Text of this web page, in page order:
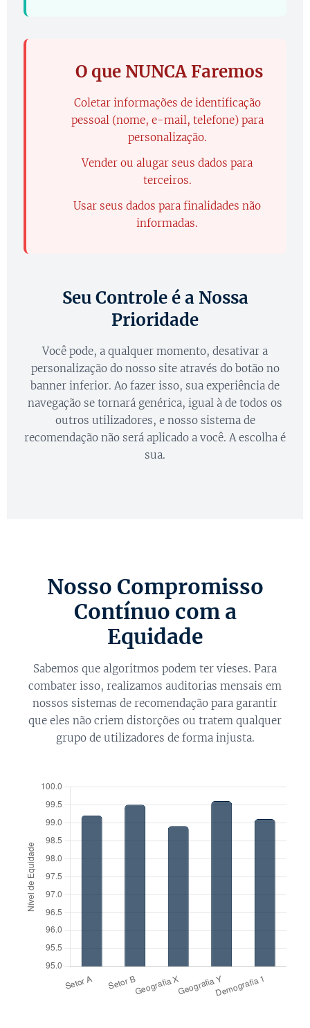
❌ O que NUNCA Faremos
Coletar informações de identificação
pessoal (nome, e-mail, telefone) para
personalização.
Vender ou alugar seus dados para
terceiros.
Usar seus dados para finalidades não
informadas.
Seu Controle é a Nossa
Prioridade
Você pode, a qualquer momento, desativar a
personalização do nosso site através do botão no
banner inferior. Ao fazer isso, sua experiência de
navegação se tornará genérica, igual à de todos os
outros utilizadores, e nosso sistema de
recomendação não será aplicado a você. A escolha é
sua.
Nosso Compromisso
Contínuo com a
Equidade
Sabemos que algoritmos podem ter vieses. Para
combater isso, realizamos auditorias mensais em
nossos sistemas de recomendação para garantir
que eles não criem distorções ou tratem qualquer
grupo de utilizadores de forma injusta.